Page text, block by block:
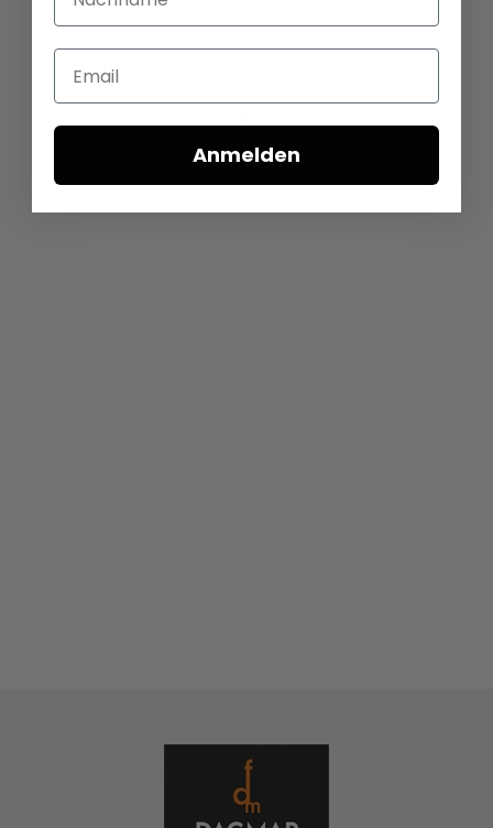
Email
Anmelden